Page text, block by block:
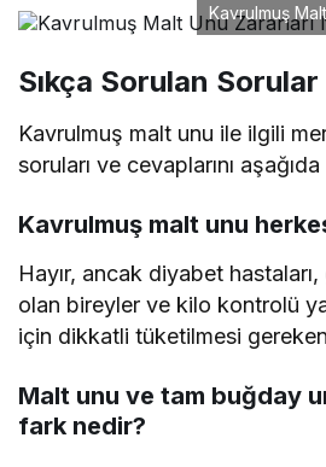
Kavrulmuş
Sıkça Sorulan Sorular
Kavrulmuş malt unu ile ilgili
soruları ve cevaplarını
Kavrulmuş malt unu
Hayır, ancak diyabet
olan bireyler ve kilo kontrolü
için dikkatli tüketilmesi
Malt unu ve tam buğday
fark nedir?